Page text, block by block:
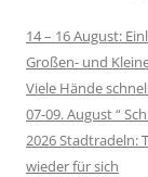
14 – 16 August:
Großen- und
Viele Hände
07-09. August “
2026 Stadtradeln:
wieder für sich